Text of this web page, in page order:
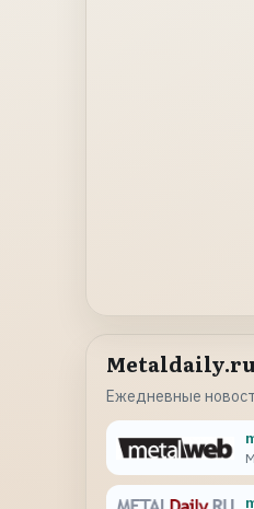
Metaldaily.ru
Ежедневные